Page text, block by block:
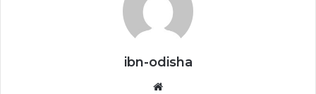
ibn-odisha
Website